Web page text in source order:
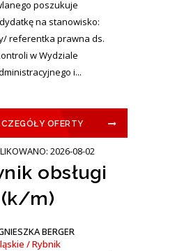
poszukuje
na stanowisko:
referentka prawna ds.
w Wydziale
i...
OFERTY
2026-08-02
obsługi
m)
BERGER
/ Rybnik